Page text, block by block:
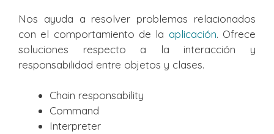
Nos ayuda a resolver problemas relacionados
con el comportamiento de la aplicación. Ofrece
soluciones respecto a la interacción y
responsabilidad entre objetos y clases.
Chain responsability
Command
Interpreter